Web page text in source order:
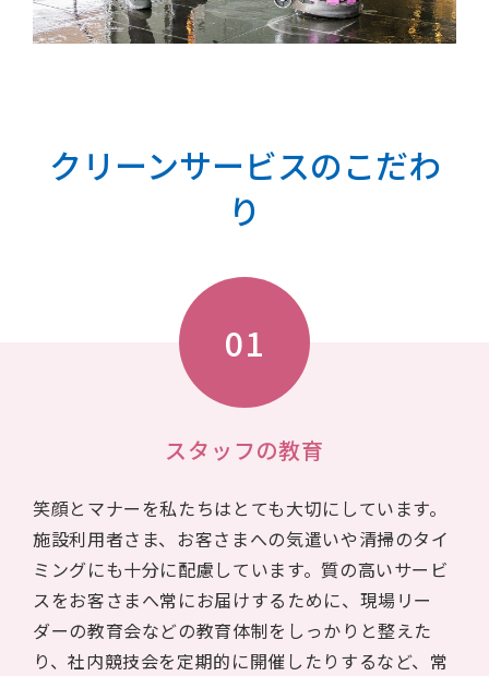
クリーンサービスのこだわ
り
01
スタッフの教育
笑顔とマナーを私たちはとても大切にしています。
施設利用者さま、お客さまへの気遣いや清掃のタイ
ミングにも十分に配慮しています。質の高いサービ
スをお客さまへ常にお届けするために、現場リー
ダーの教育会などの教育体制をしっかりと整えた
り、社内競技会を定期的に開催したりするなど、常